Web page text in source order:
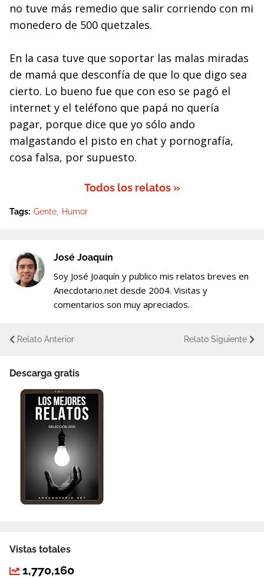
no tuve más remedio que salir corriendo con mi
monedero de 500 quetzales.
En la casa tuve que soportar las malas miradas
de mamá que desconfía de que lo que digo sea
cierto. Lo bueno fue que con eso se pagó el
internet y el teléfono que papá no quería
pagar, porque dice que yo sólo ando
malgastando el pisto en chat y pornografía,
cosa falsa, por supuesto.
Todos los relatos »
Tags: Gente Humor
José Joaquín
Soy José Joaquín y publico mis relatos breves en
Anecdotario.net desde 2004. Visitas y
comentarios son muy apreciados.
Relato Anterior Relato Siguiente
Descarga gratis
Vistas totales
1,770,160